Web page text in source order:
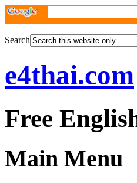
Search
e4thai.com
Free
Main Menu